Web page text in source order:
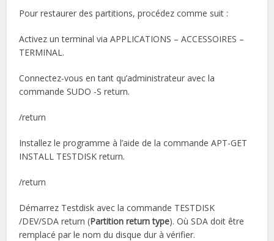
Pour restaurer des partitions, procédez comme suit :
Activez un terminal via APPLICATIONS – ACCESSOIRES –
TERMINAL.
Connectez-vous en tant qu’administrateur avec la
commande SUDO -S return.
/return
Installez le programme à l’aide de la commande APT-GET
INSTALL TESTDISK return.
/return
Démarrez Testdisk avec la commande TESTDISK
/DEV/SDA return (Partition return type). Où SDA doit être
remplacé par le nom du disque dur à vérifier.